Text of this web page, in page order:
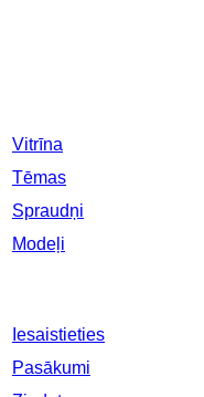
Vitrīna
Tēmas
Spraudņi
Modeļi
Iesaistieties
Pasākumi